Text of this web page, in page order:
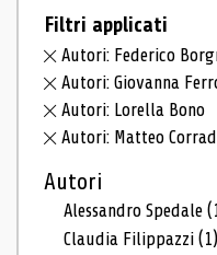
Filtri applicati
Autori: Federico
Autori: Giovanna
Autori: Lorella Bono
Autori: Matteo
Autori
Alessandro Spedale
Claudia Filippazzi(1)